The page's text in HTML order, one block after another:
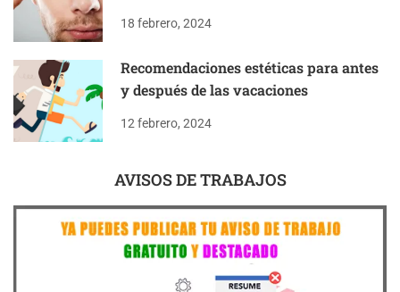
18 febrero, 2024
Recomendaciones estéticas para antes
y después de las vacaciones
12 febrero, 2024
AVISOS DE TRABAJOS